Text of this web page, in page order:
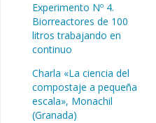
Experimento Nº 4.
Biorreactores de 100
litros trabajando en
continuo
Charla «La ciencia del
compostaje a pequeña
escala», Monachil
(Granada)